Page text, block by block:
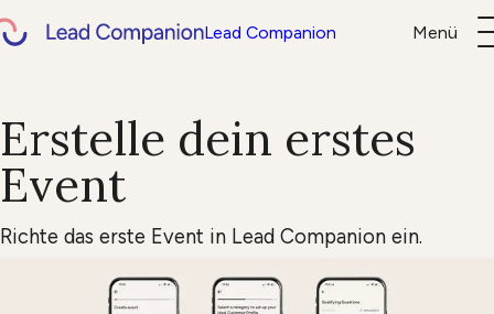
Lead Companion
EN
Login
Demo
Menü
Erstelle dein erstes
Event
Richte das erste Event in Lead Companion ein.